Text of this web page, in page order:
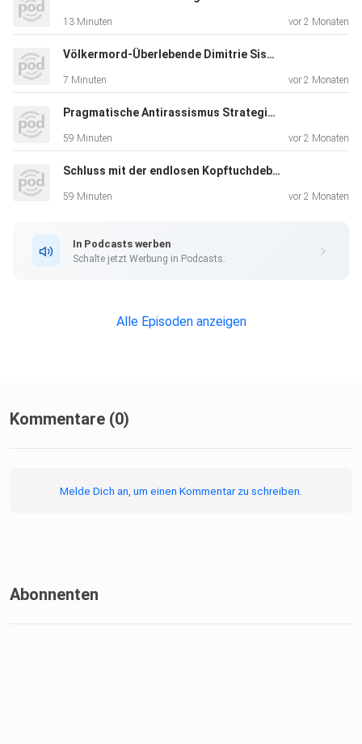
13 Minuten vor 2 Monaten
Völkermord-Überlebende Dimitrie Sissi Mukanviligara: "Warum habe ich überlebt und nicht die anderen?"
7 Minuten vor 2 Monaten
Pragmatische Antirassismus Strategien: Rilwan Mogaji & Ahlam Dorfer
59 Minuten vor 2 Monaten
Schluss mit der endlosen Kopftuchdebatte in Österreich
59 Minuten vor 2 Monaten
In Podcasts werben
Schalte jetzt Werbung in Podcasts.
Alle Episoden anzeigen
Kommentare (0)
Melde Dich an, um einen Kommentar zu schreiben.
Abonnenten